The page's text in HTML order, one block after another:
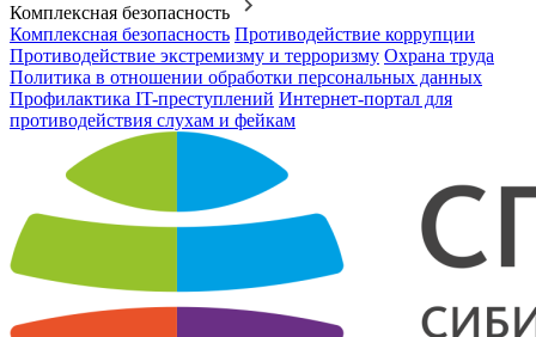
Комплексная безопасность
Комплексная безопасность Противодействие коррупции
Противодействие экстремизму и терроризму Охрана труда
Политика в отношении обработки персональных данных
Профилактика IT-преступлений Интернет-портал для
противодействия слухам и фейкам